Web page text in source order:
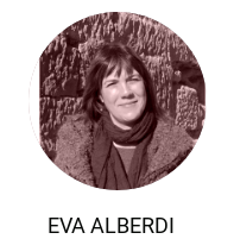
EVA ALBERDI